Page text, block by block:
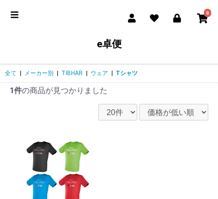
0
e卓便
全て メーカー別 TIBHAR ウェア Tシャツ
1件の商品が見つかりました